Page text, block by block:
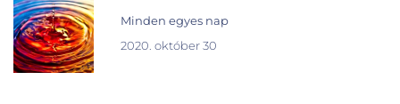
Minden egyes nap
2020. október 30